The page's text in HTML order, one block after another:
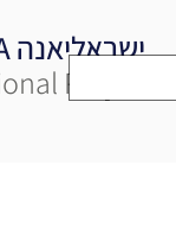
ISRAELIANA ישראליאנה
Project